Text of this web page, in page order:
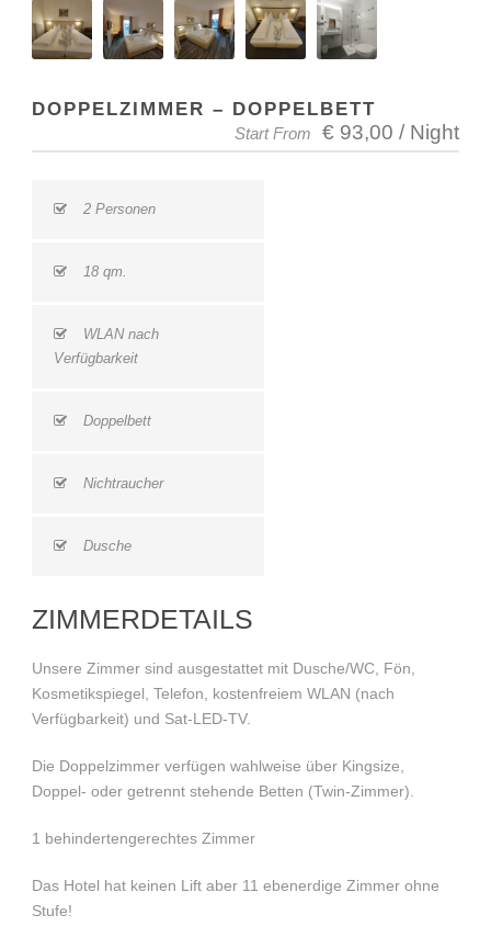
DOPPELZIMMER – DOPPELBETT
Start From € 93,00 / Night
2 Personen
18 qm.
WLAN nach
Verfügbarkeit
Doppelbett
Nichtraucher
Dusche
ZIMMERDETAILS
Unsere Zimmer sind ausgestattet mit Dusche/WC, Fön,
Kosmetikspiegel, Telefon, kostenfreiem WLAN (nach
Verfügbarkeit) und Sat-LED-TV.
Die Doppelzimmer verfügen wahlweise über Kingsize,
Doppel- oder getrennt stehende Betten (Twin-Zimmer).
1 behindertengerechtes Zimmer
Das Hotel hat keinen Lift aber 11 ebenerdige Zimmer ohne
Stufe!